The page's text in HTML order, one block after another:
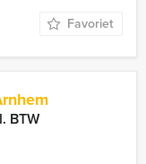
Favoriet
BTW